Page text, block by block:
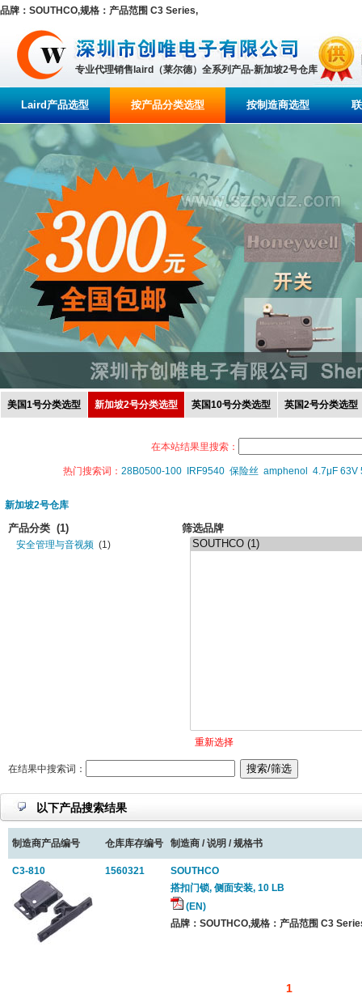
品牌：SOUTHCO,规格：产品范围 C3 Series,
专业代理销售laird（莱尔德）全系列产品-新加坡2号仓库
Laird产品选型 按产品分类选型 按制造商选型
美国1号分类选型 新加坡2号分类选型 英国10号分类选型 英国2号分类选型
在本站结果里搜索：
热门搜索词： 28B0500-100 IRF9540 保险丝 amphenol 4.7μF 63V
新加坡2号仓库
产品分类 (1)
安全管理与音视频 (1)
筛选品牌
重新选择
在结果中搜索词：
以下产品搜索结果
制造商产品编号 仓库库存编号 制造商 / 说明 / 规格书
C3-810 1560321
SOUTHCO
搭扣门锁, 侧面安装, 10 LB
(EN)
品牌：SOUTHCO,规格：产品范围 C3
1